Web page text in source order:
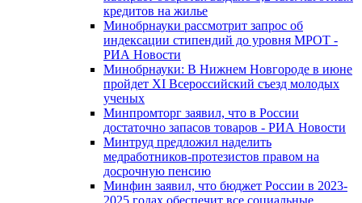
кредитов на жилье
Минобрнауки рассмотрит запрос об
индексации стипендий до уровня МРОТ -
РИА Новости
Минобрнауки: В Нижнем Новгороде в июне
пройдет XI Всероссийский съезд молодых
ученых
Минпромторг заявил, что в России
достаточно запасов товаров - РИА Новости
Минтруд предложил наделить
медработников-протезистов правом на
досрочную пенсию
Минфин заявил, что бюджет России в 2023-
2025 годах обеспечит все социальные